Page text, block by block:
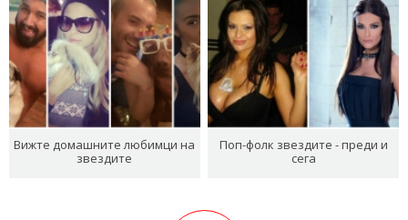
Вижте домашните любимци на
звездите
Поп-фолк звездите - преди и
сега